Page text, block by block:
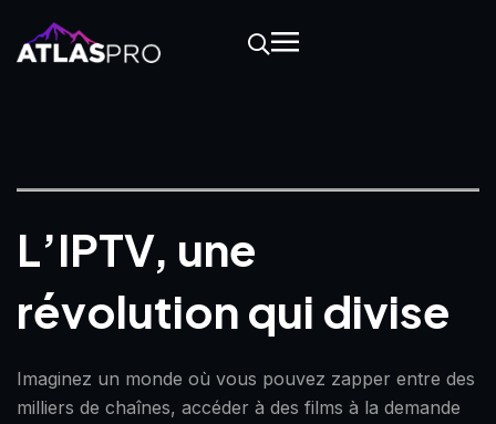
L’IPTV, une
révolution qui divise
Imaginez un monde où vous pouvez zapper entre des
milliers de chaînes, accéder à des films à la demande